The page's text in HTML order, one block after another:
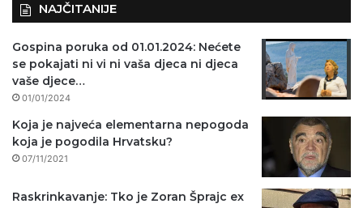
NAJČITANIJE
Gospina poruka od 01.01.2024: Nećete
se pokajati ni vi ni vaša djeca ni djeca
vaše djece…
01/01/2024
Koja je najveća elementarna nepogoda
koja je pogodila Hrvatsku?
07/11/2021
Raskrinkavanje: Tko je Zoran Šprajc ex